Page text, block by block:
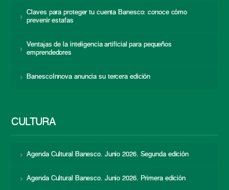
Claves para proteger tu cuenta Banesco: conoce cómo
prevenir estafas
Ventajas de la inteligencia artificial para pequeños
emprendedores
BanescoInnova anuncia su tercera edición
CULTURA
Agenda Cultural Banesco. Junio 2026. Segunda edición
Agenda Cultural Banesco. Junio 2026. Primera edición